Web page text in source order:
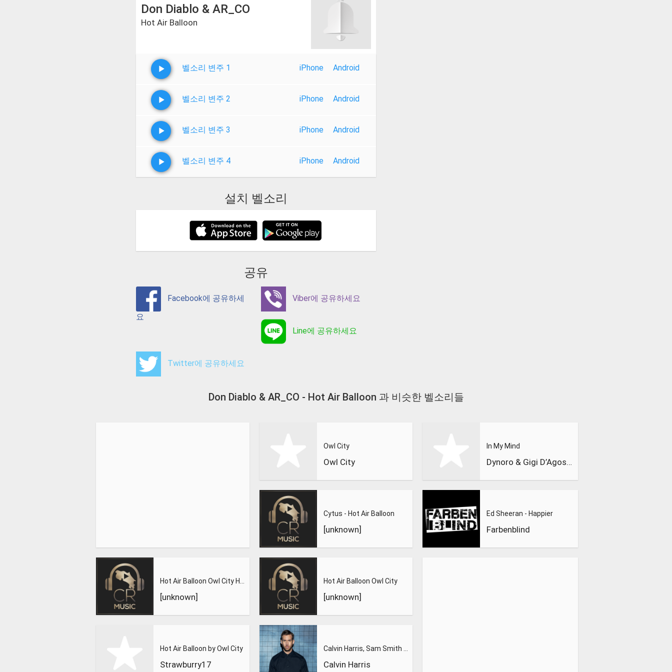
Don Diablo & AR_CO
Hot Air Balloon
벨소리 변주 1 iPhone Android
벨소리 변주 2 iPhone Android
벨소리 변주 3 iPhone Android
벨소리 변주 4 iPhone Android
설치 벨소리
공유
Facebook에 공유하세
요
Viber에 공유하세요
Line에 공유하세요
Twitter에 공유하세요
Don Diablo & AR_CO - Hot Air Balloon 과 비슷한 벨소리들
[unknown]
Hot Air Balloon by Owl City
Strawburry17
Owl City
Owl City
Cytus - Hot Air Balloon
[unknown]
Hot Air Balloon Owl City
[unknown]
Calvin Harris
In My Mind
Dynoro & Gigi D’Agostino
Ed Sheeran - Happier
Farbenblind